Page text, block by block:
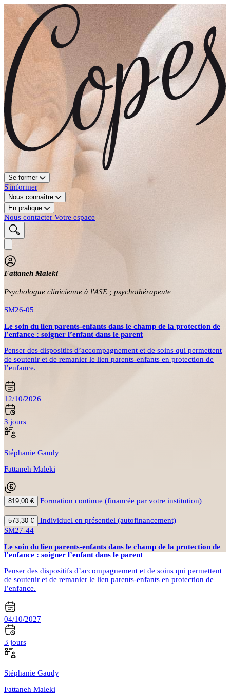
Se former
S'informer
Nous connaître
En pratique
Nous contacter Votre espace
Fattaneh Maleki
Psychologue clinicienne à l'ASE ; psychothérapeute
SM26-05
Le soin du lien parents-enfants dans le champ de la protection de
l’enfance : soigner l’enfant dans le parent
Penser des dispositifs d’accompagnement et de soins qui permettent
de soutenir et de remanier le lien parents-enfants en protection de
l’enfance.
12/10/2026
3 jours
Stéphanie Gaudy
Fattaneh Maleki
819,00 €
Formation continue (financée par votre institution)
|
573,30 €
Individuel en présentiel (autofinancement)
SM27-44
Le soin du lien parents-enfants dans le champ de la protection de
l’enfance : soigner l’enfant dans le parent
Penser des dispositifs d’accompagnement et de soins qui permettent
de soutenir et de remanier le lien parents-enfants en protection de
l’enfance.
04/10/2027
3 jours
Stéphanie Gaudy
Fattaneh Maleki